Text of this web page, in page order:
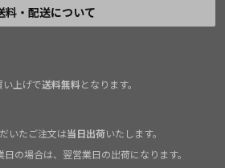
料・配送について
上げで送料無料となります。
いたご注文は当日出荷いたします。
の場合は、翌営業日の出荷になります。